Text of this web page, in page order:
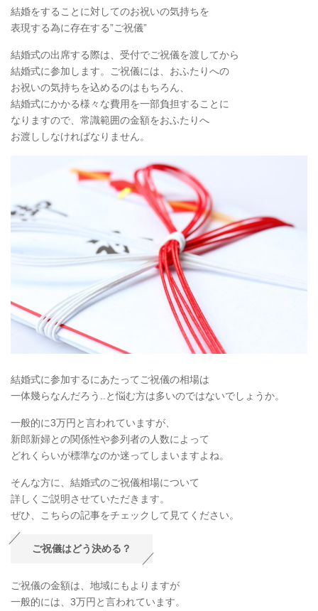
結婚をすることに対してのお祝いの気持ちを
表現する為に存在する”ご祝儀”
結婚式の出席する際は、受付でご祝儀を渡してから
結婚式に参加します。ご祝儀には、おふたりへの
お祝いの気持ちを込めるのはもちろん、
結婚式にかかる様々な費用を一部負担することに
なりますので、常識範囲の金額をおふたりへ
お渡ししなければなりません。
結婚式に参加するにあたってご祝儀の相場は
一体幾らなんだろう..と悩む方は多いのではないでしょうか。
一般的に3万円と言われていますが、
新郎新婦との関係性や参列者の人数によって
どれくらいが標準なのか迷ってしまいますよね。
そんな方に、結婚式のご祝儀相場について
詳しくご説明させていただきます。
ぜひ、こちらの記事をチェックして見てください。
ご祝儀はどう決める？
ご祝儀の金額は、地域にもよりますが
一般的には、3万円と言われています。